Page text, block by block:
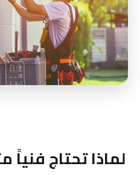
لماذا تحتاج